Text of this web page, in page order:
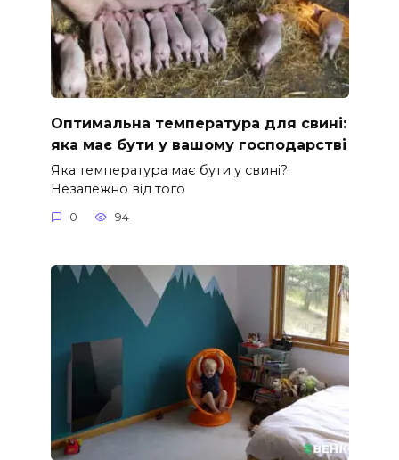
Оптимальна температура для свині:
яка має бути у вашому господарстві
Яка температура має бути у свині?
Незалежно від того
0 94